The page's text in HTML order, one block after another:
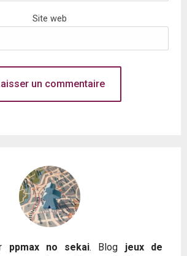
Site web
ppmax no sekai. Blog jeux de